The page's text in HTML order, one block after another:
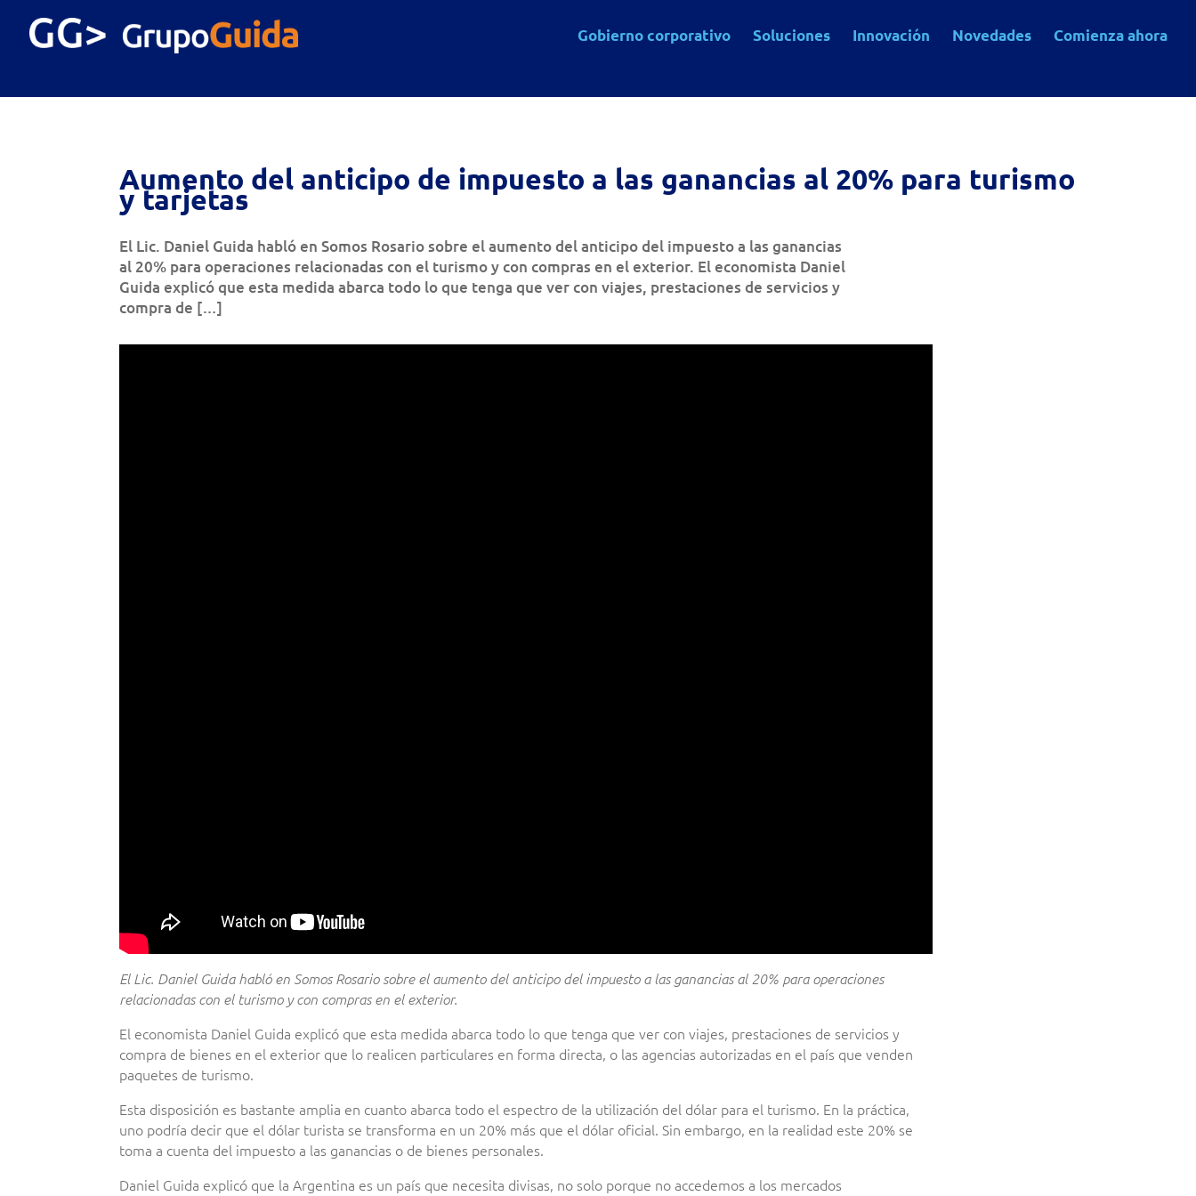
Gobierno corporativo Soluciones Innovación Novedades Comienza ahora
Aumento del anticipo de impuesto a las ganancias al 20% para turismo
y tarjetas
El Lic. Daniel Guida habló en Somos Rosario sobre el aumento del anticipo del impuesto a las ganancias
al 20% para operaciones relacionadas con el turismo y con compras en el exterior. El economista Daniel
Guida explicó que esta medida abarca todo lo que tenga que ver con viajes, prestaciones de servicios y
compra de […]
El Lic. Daniel Guida habló en Somos Rosario sobre el aumento del anticipo del impuesto a las ganancias al 20% para operaciones
relacionadas con el turismo y con compras en el exterior.
El economista Daniel Guida explicó que esta medida abarca todo lo que tenga que ver con viajes, prestaciones de servicios y
compra de bienes en el exterior que lo realicen particulares en forma directa, o las agencias autorizadas en el país que venden
paquetes de turismo.
Esta disposición es bastante amplia en cuanto abarca todo el espectro de la utilización del dólar para el turismo. En la práctica,
uno podría decir que el dólar turista se transforma en un 20% más que el dólar oficial. Sin embargo, en la realidad este 20% se
toma a cuenta del impuesto a las ganancias o de bienes personales.
Daniel Guida explicó que la Argentina es un país que necesita divisas, no solo porque no accedemos a los mercados